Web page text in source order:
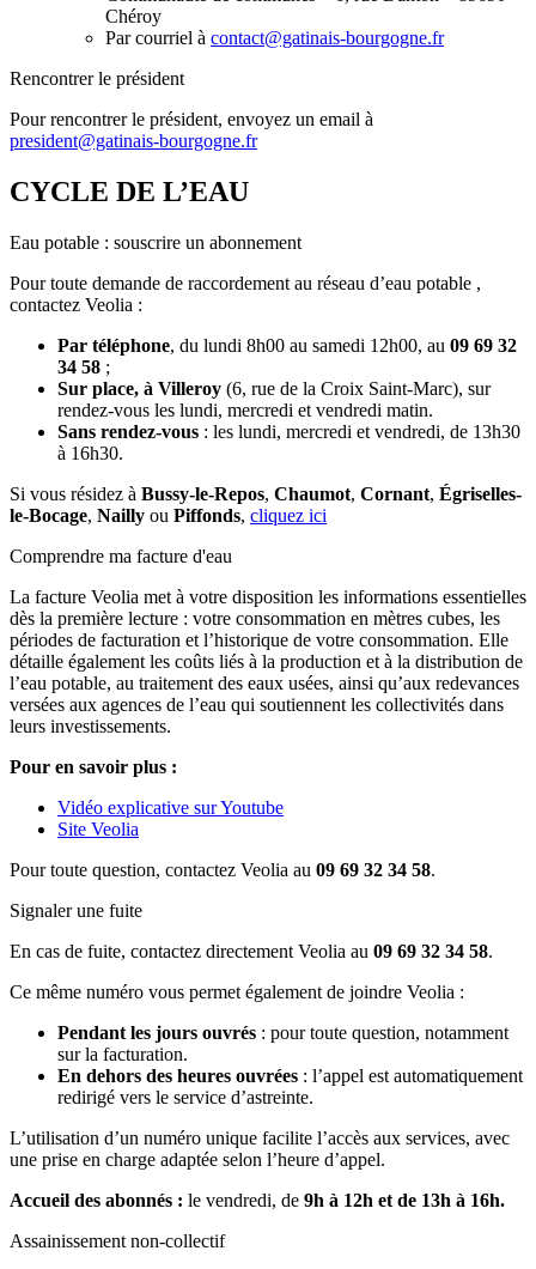
Chéroy
Par courriel à contact@gatinais-bourgogne.fr
Rencontrer le président
Pour rencontrer le président, envoyez un email à
president@gatinais-bourgogne.fr
CYCLE DE L’EAU
Eau potable : souscrire un abonnement
Pour toute demande de raccordement au réseau d’eau potable ,
contactez Veolia :
Par téléphone, du lundi 8h00 au samedi 12h00, au 09 69 32
34 58 ;
Sur place, à Villeroy (6, rue de la Croix Saint-Marc), sur
rendez-vous les lundi, mercredi et vendredi matin.
Sans rendez-vous : les lundi, mercredi et vendredi, de 13h30
à 16h30.
Si vous résidez à Bussy-le-Repos, Chaumot, Cornant, Égriselles-
le-Bocage, Nailly ou Piffonds, cliquez ici
Comprendre ma facture d'eau
La facture Veolia met à votre disposition les informations essentielles
dès la première lecture : votre consommation en mètres cubes, les
périodes de facturation et l’historique de votre consommation. Elle
détaille également les coûts liés à la production et à la distribution de
l’eau potable, au traitement des eaux usées, ainsi qu’aux redevances
versées aux agences de l’eau qui soutiennent les collectivités dans
leurs investissements.
Pour en savoir plus :
Vidéo explicative sur Youtube
Site Veolia
Pour toute question, contactez Veolia au 09 69 32 34 58.
Signaler une fuite
En cas de fuite, contactez directement Veolia au 09 69 32 34 58.
Ce même numéro vous permet également de joindre Veolia :
Pendant les jours ouvrés : pour toute question, notamment
sur la facturation.
En dehors des heures ouvrées : l’appel est automatiquement
redirigé vers le service d’astreinte.
L’utilisation d’un numéro unique facilite l’accès aux services, avec
une prise en charge adaptée selon l’heure d’appel.
Accueil des abonnés : le vendredi, de 9h à 12h et de 13h à 16h.
Assainissement non-collectif